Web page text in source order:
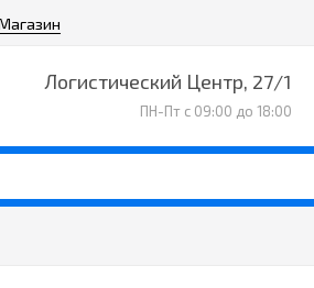
Логистический Центр, 27/1
ПН-Пт с 09:00 до 18:00